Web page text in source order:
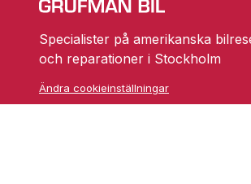
Specialister på amerikanska
och reparationer i Stockholm
Ändra cookieinställningar